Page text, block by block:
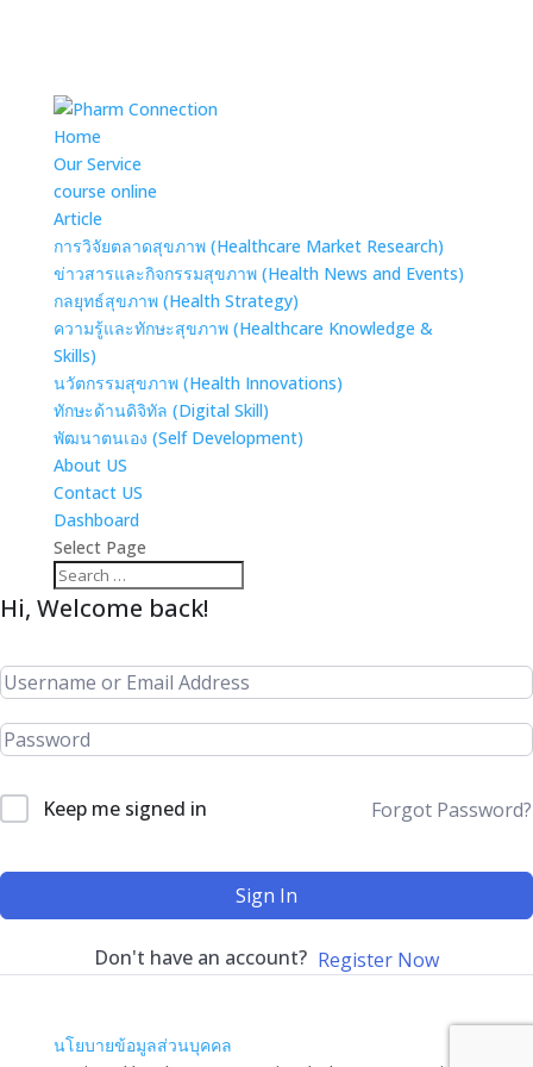
Home
Our Service
course online
Article
การวิจัยตลาดสุขภาพ (Healthcare Market Research)
ข่าวสารและกิจกรรมสุขภาพ (Health News and Events)
กลยุทธ์สุขภาพ (Health Strategy)
ความรู้และทักษะสุขภาพ (Healthcare Knowledge &
Skills)
นวัตกรรมสุขภาพ (Health Innovations)
ทักษะด้านดิจิทัล (Digital Skill)
พัฒนาตนเอง (Self Development)
About US
Contact US
Dashboard
Select Page
Hi, Welcome back!
Keep me signed in Forgot Password?
Sign In
Don't have an account? Register Now
นโยบายข้อมูลส่วนบุคคล